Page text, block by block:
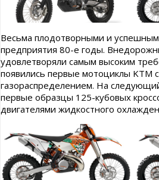
Весьма плодотворными и
предприятия 80-е годы.
удовлетворяли самым высоким
появились первые мотоциклы KTM
газораспределением. На
первые образцы 125-кубовых
двигателями жидкостного